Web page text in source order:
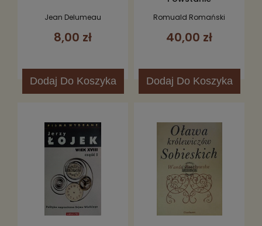
Jean Delumeau
8,00 zł
Dodaj Do Koszyka
Romuald Romański
40,00 zł
Dodaj Do Koszyka